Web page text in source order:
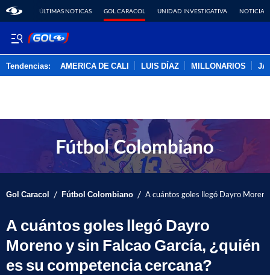
ÚLTIMAS NOTICAS GOL CARACOL UNIDAD INVESTIGATIVA NOTICIAS
Tendencias: AMERICA DE CALI LUIS DÍAZ MILLONARIOS
Gol Caracol / Fútbol Colombiano / A cuántos goles llegó Dayro
A cuántos goles llegó Dayro
Moreno y sin Falcao García, ¿quién
es su competencia cercana?